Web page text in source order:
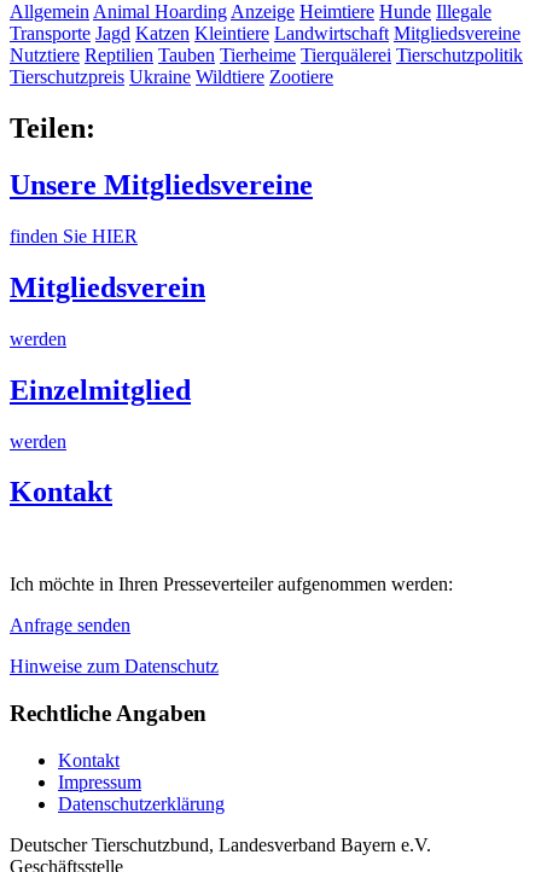
Allgemein Animal Hoarding Anzeige Heimtiere Hunde Illegale
Transporte Jagd Katzen Kleintiere Landwirtschaft Mitgliedsvereine
Nutztiere Reptilien Tauben Tierheime Tierquälerei Tierschutzpolitik
Tierschutzpreis Ukraine Wildtiere Zootiere
Teilen:
Unsere Mitgliedsvereine
finden Sie HIER
Mitgliedsverein
werden
Einzelmitglied
werden
Kontakt
Ich möchte in Ihren Presseverteiler aufgenommen werden:
Anfrage senden
Hinweise zum Datenschutz
Rechtliche Angaben
Kontakt
Impressum
Datenschutzerklärung
Deutscher Tierschutzbund, Landesverband Bayern e.V.
Geschäftsstelle